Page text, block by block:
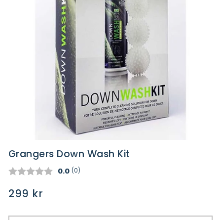
Grangers Down Wash Kit
Gjennomsnittskarakter:
0.0 (stemmer:
0)
299 kr